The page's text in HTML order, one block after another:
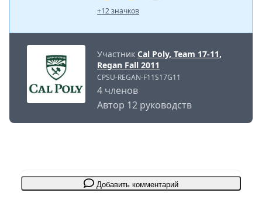
+12 значков
Участник Cal Poly, Team 17-11,
Regan Fall 2011
CPSU-REGAN-F11S17G11
4 членов
Автор 12 руководств
Добавить комментарий